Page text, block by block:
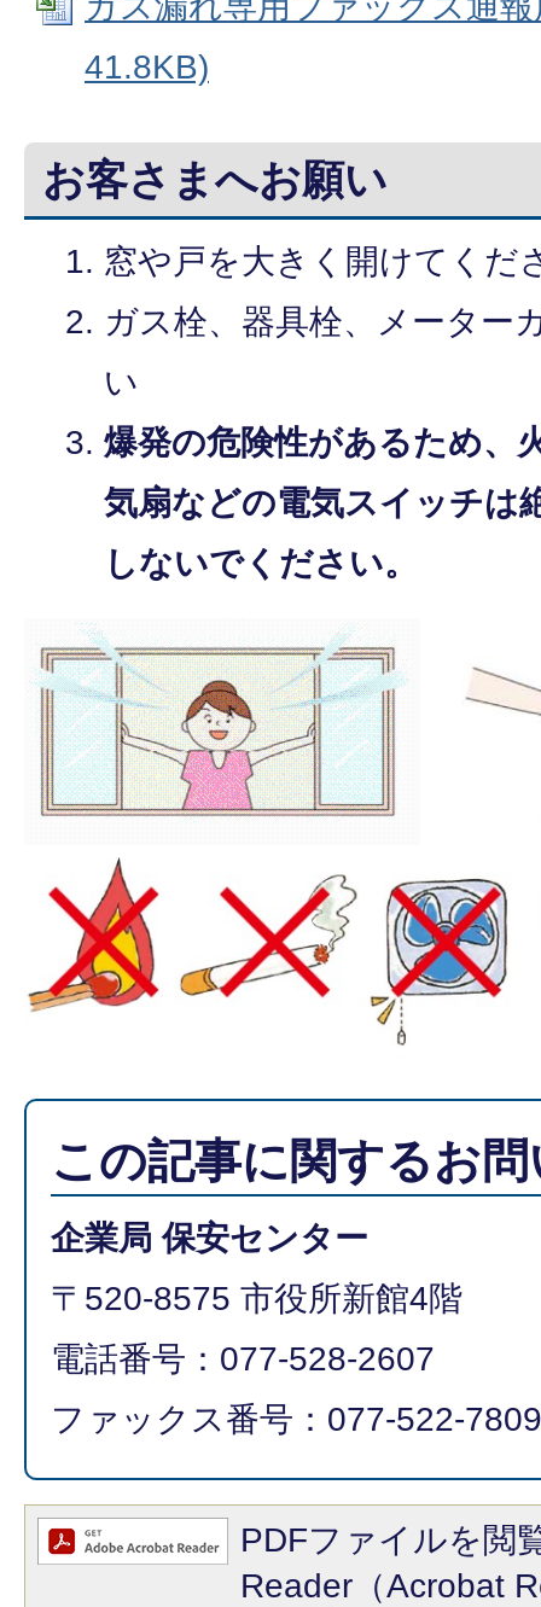
41.8KB)
お客さまへお願い
窓や戸を大きく開けてくだ
ガス栓、器具栓、メーター
い
爆発の危険性があるため、
気扇などの電気スイッチは
しないでください。
この記事に関するお
企業局 保安センター
〒520-8575 市役所新館4階
電話番号：077-528-2607
ファックス番号：077-522-7809
PDFファイルを閲
Reader（Acrobat